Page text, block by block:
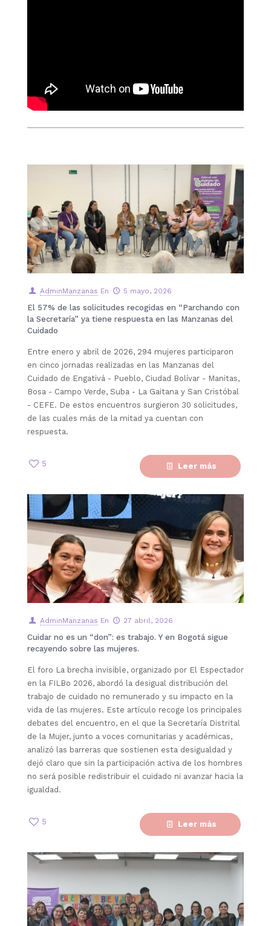
AdminManzanas En 5 mayo, 2026
El 57% de las solicitudes recogidas en “Parchando con
la Secretaría” ya tiene respuesta en las Manzanas del
Cuidado
Entre enero y abril de 2026, 294 mujeres participaron
en cinco jornadas realizadas en las Manzanas del
Cuidado de Engativá - Pueblo, Ciudad Bolívar - Manitas,
Bosa - Campo Verde, Suba - La Gaitana y San Cristóbal
- CEFE. De estos encuentros surgieron 30 solicitudes,
de las cuales más de la mitad ya cuentan con
respuesta.
5 Leer más
AdminManzanas En 27 abril, 2026
Cuidar no es un “don”: es trabajo. Y en Bogotá sigue
recayendo sobre las mujeres.
El foro La brecha invisible, organizado por El Espectador
en la FILBo 2026, abordó la desigual distribución del
trabajo de cuidado no remunerado y su impacto en la
vida de las mujeres. Este artículo recoge los principales
debates del encuentro, en el que la Secretaría Distrital
de la Mujer, junto a voces comunitarias y académicas,
analizó las barreras que sostienen esta desigualdad y
dejó claro que sin la participación activa de los hombres
no será posible redistribuir el cuidado ni avanzar hacia la
igualdad.
5 Leer más